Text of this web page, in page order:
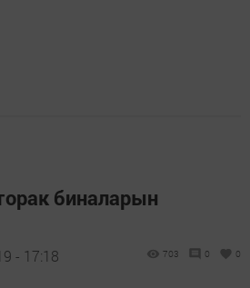
биналарын
- 17:18 703 0 0